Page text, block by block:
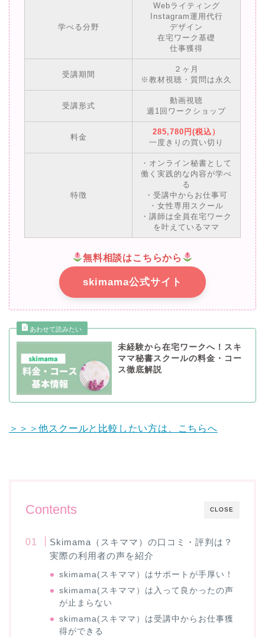
学べる分野
Webライティング
Instagram運用代行
デザイン
在宅ワーク基礎
仕事獲得
受講期間
２ヶ月
※教材視聴・質問は永久
受講形式
動画視聴
週1回ワークショップ
料金
285,780円(税込）
一度きりの買い切り
特徴
・オンライン秘書として
働く実践的な内容が学べ
る
・受講中からお仕事可
・女性専用スクール
・講師は全員在宅ワーク
を叶えているママ
無料相談はこちらから
skimama公式サイト
未経験から在宅ワークへ！スキ
ママ秘書スクールの料金・コー
ス徹底解説
＞＞＞他スクールと比較したい方は、こちらへ
CLOSE
Contents
Skimama（スキママ）の口コミ・評判は？
実際の利用者の声を紹介
skimama(スキママ）はサポートが手厚い！
skimama(スキママ）は入って良かったの声
が止まらない
skimama(スキママ）は受講中からお仕事獲
得ができる